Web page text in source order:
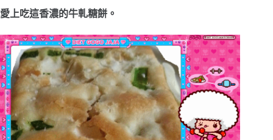
愛上吃這香濃的牛軋糖餅。